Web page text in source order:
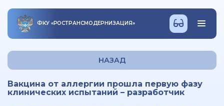
ФКУ «РОСТРАНСМОДЕРНИЗАЦИЯ»
НАЗАД
Вакцина от аллергии прошла первую фазу
клинических испытаний – разработчик